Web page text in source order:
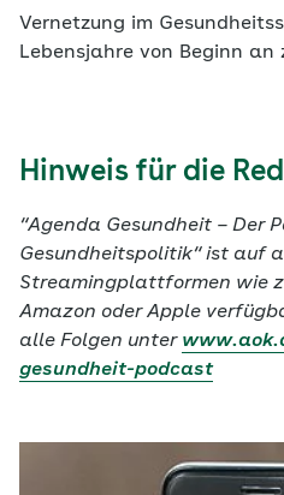
Vernetzung im
Lebensjahre von Beginn an
Hinweis für die
“Agenda Gesundheit – Der
Gesundheitspolitik“ ist auf
Streamingplattformen wie
Amazon oder Apple
alle Folgen unter
gesundheit-podcast